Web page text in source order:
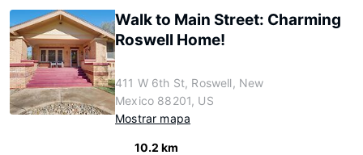
Walk to Main Street: Charming
Roswell Home!
411 W 6th St, Roswell, New
Mexico 88201, US
Mostrar mapa
10.2 km